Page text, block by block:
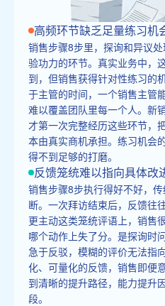
高频环节缺乏足量练习机
销售步骤8步里，探询和异议
验功力的环节。真实业务中，
到，但销售获得针对性练习的
于主管的时间，一个销售主管
难以覆盖团队里每一个人。新
才第一次完整经历这些环节，
本由真实商机承担。练习机会
得不到足够的打磨。
反馈笼统难以指向具体改
销售步骤8步执行得好不好，
断。一次拜访结束后，反馈往
更主动这类笼统评语上，销售
哪个动作上失了分。是探询时
急于反驳，模糊的评价无法指
化、可量化的反馈，销售即便
到清晰的提升路径，能力提升
段。